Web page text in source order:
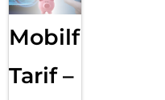
Mobilfunk
Tarif –